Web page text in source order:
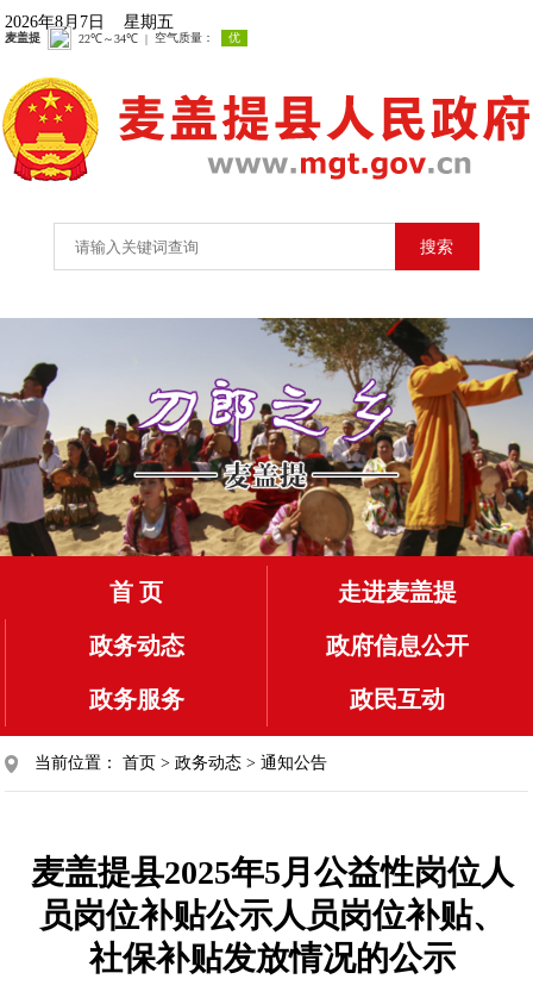
2026年8月7日 星期五
搜索
首 页 走进麦盖提
政务动态 政府信息公开
政务服务 政民互动
当前位置：首页 >政务动态 >通知公告
麦盖提县2025年5月公益性岗位人
员岗位补贴公示人员岗位补贴、
社保补贴发放情况的公示